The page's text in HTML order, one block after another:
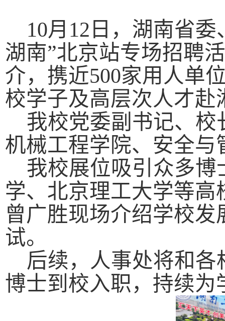
10月12日，湖南省
湖南”北京站专场招聘
介，携近500家用人单
校学子及高层次人才赴
我校党委副书记、
机械工程学院、安全
我校展位吸引 众多博
学、北京理工大学等高
曾广胜现场介绍学校发
试。
后续，
人事处将和各
博士到校入职，持续